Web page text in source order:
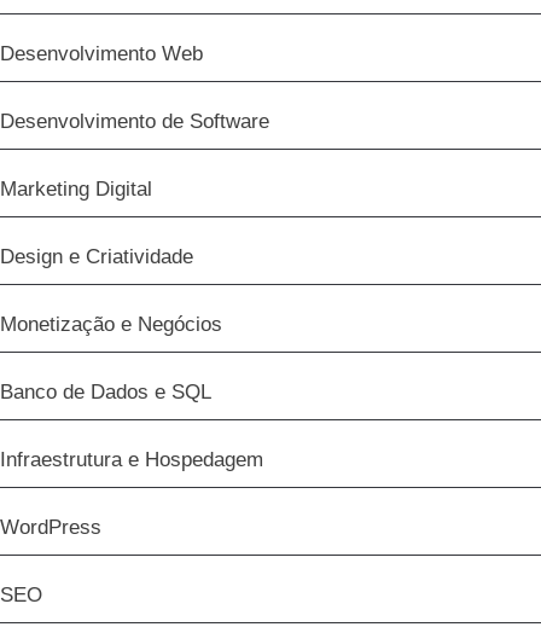
Desenvolvimento Web
Desenvolvimento de Software
Marketing Digital
Design e Criatividade
Monetização e Negócios
Banco de Dados e SQL
Infraestrutura e Hospedagem
WordPress
SEO